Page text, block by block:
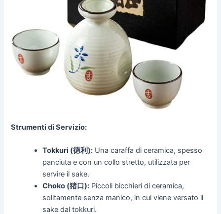
Strumenti di Servizio:
Tokkuri (徳利): Una caraffa di ceramica, spesso
panciuta e con un collo stretto, utilizzata per
servire il sake.
Choko (猪口): Piccoli bicchieri di ceramica,
solitamente senza manico, in cui viene versato il
sake dal tokkuri.